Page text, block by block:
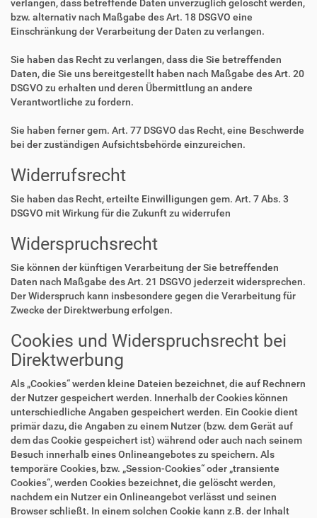
verlangen, dass betreffende Daten unverzüglich gelöscht werden,
bzw. alternativ nach Maßgabe des Art. 18 DSGVO eine
Einschränkung der Verarbeitung der Daten zu verlangen.
Sie haben das Recht zu verlangen, dass die Sie betreffenden
Daten, die Sie uns bereitgestellt haben nach Maßgabe des Art. 20
DSGVO zu erhalten und deren Übermittlung an andere
Verantwortliche zu fordern.
Sie haben ferner gem. Art. 77 DSGVO das Recht, eine Beschwerde
bei der zuständigen Aufsichtsbehörde einzureichen.
Widerrufsrecht
Sie haben das Recht, erteilte Einwilligungen gem. Art. 7 Abs. 3
DSGVO mit Wirkung für die Zukunft zu widerrufen
Widerspruchsrecht
Sie können der künftigen Verarbeitung der Sie betreffenden
Daten nach Maßgabe des Art. 21 DSGVO jederzeit widersprechen.
Der Widerspruch kann insbesondere gegen die Verarbeitung für
Zwecke der Direktwerbung erfolgen.
Cookies und Widerspruchsrecht bei
Direktwerbung
Als „Cookies“ werden kleine Dateien bezeichnet, die auf Rechnern
der Nutzer gespeichert werden. Innerhalb der Cookies können
unterschiedliche Angaben gespeichert werden. Ein Cookie dient
primär dazu, die Angaben zu einem Nutzer (bzw. dem Gerät auf
dem das Cookie gespeichert ist) während oder auch nach seinem
Besuch innerhalb eines Onlineangebotes zu speichern. Als
temporäre Cookies, bzw. „Session-Cookies“ oder „transiente
Cookies“, werden Cookies bezeichnet, die gelöscht werden,
nachdem ein Nutzer ein Onlineangebot verlässt und seinen
Browser schließt. In einem solchen Cookie kann z.B. der Inhalt